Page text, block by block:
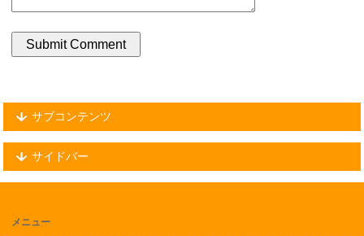
サブコンテンツ
サイドバー
メニュー